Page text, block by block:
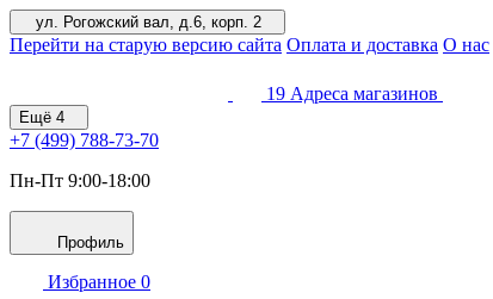
ул. Рогожский вал, д.6, корп. 2
Перейти на старую версию сайта Оплата и доставка О нас
19 Адреса магазинов
Ещё 4
+7 (499) 788-73-70
Пн-Пт 9:00-18:00
Профиль
Избранное 0